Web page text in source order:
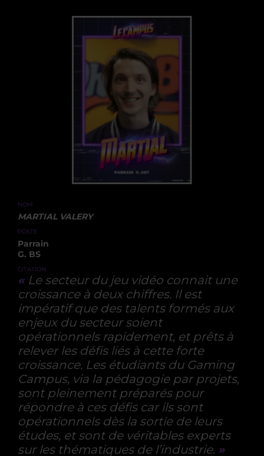
NOM
MARTIAL VALERY
POSTE
Parrain
G. BS
CITATION
« Le secteur du jeu vidéo connait une
croissance à deux chiffres. Il est
impératif que des talents formés aux
enjeux du secteur soient
opérationnels rapidement, et prêts à
relever les défis liés à cette forte
croissance. Les étudiants du Gaming
Campus, via la pédagogie par projets,
sont pleinement préparés pour
répondre à ces défis car ils sont
opérationnels dès la sortie de leurs
études, et sont de véritables experts
sur les thématiques de l’industrie. »